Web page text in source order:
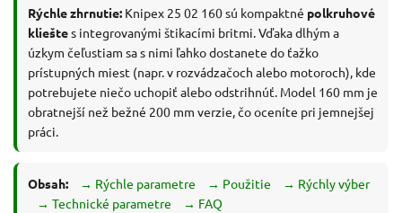
Rýchle zhrnutie: Knipex 25 02 160 sú kompaktné polkruhové
klieštes integrovanými štikacími britmi. Vďaka dlhým a
úzkym čeľustiam sa s nimi ľahko dostanete do ťažko
prístupných miest (napr. v rozvádzačoch alebo motoroch), kde
potrebujete niečo uchopiť alebo odstrihnúť. Model 160 mm je
obratnejší než bežné 200 mm verzie, čo oceníte pri jemnejšej
práci.
Obsah: → Rýchle parametre → Použitie
→ Rýchly výber
→ Technické parametre
→ FAQ